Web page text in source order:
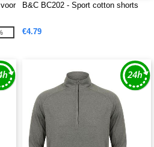
B&C BC202 - Sport cotton shorts
€4.79